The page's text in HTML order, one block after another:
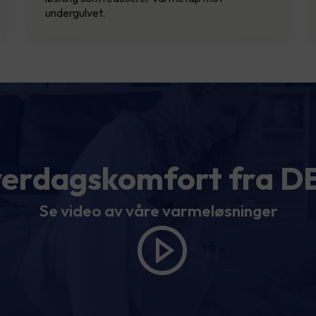
undergulvet.
fra
Se video av våre varmeløsninger